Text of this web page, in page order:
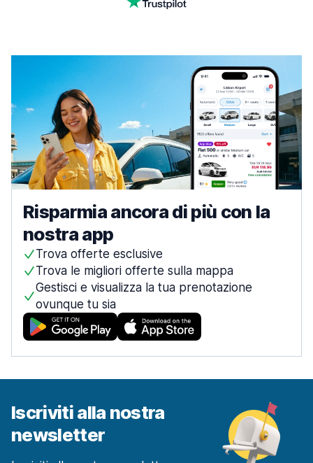
Risparmia ancora di più con la
nostra app
Trova offerte esclusive
Trova le migliori offerte sulla mappa
Gestisci e visualizza la tua prenotazione
ovunque tu sia
Iscriviti alla nostra
newsletter